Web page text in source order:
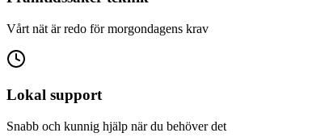
Vårt nät är redo för morgondagens krav
Lokal support
Snabb och kunnig hjälp när du behöver det